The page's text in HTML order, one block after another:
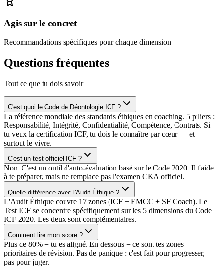
Agis sur le concret
Recommandations spécifiques pour chaque dimension
Questions fréquentes
Tout ce que tu dois savoir
C'est quoi le Code de Déontologie ICF ?
La référence mondiale des standards éthiques en coaching. 5 piliers :
Responsabilité, Intégrité, Confidentialité, Compétence, Contrats. Si
tu veux la certification ICF, tu dois le connaître par cœur — et
surtout le vivre.
C'est un test officiel ICF ?
Non. C'est un outil d'auto-évaluation basé sur le Code 2020. Il t'aide
à te préparer, mais ne remplace pas l'examen CKA officiel.
Quelle différence avec l'Audit Éthique ?
L'Audit Éthique couvre 17 zones (ICF + EMCC + SF Coach). Le
Test ICF se concentre spécifiquement sur les 5 dimensions du Code
ICF 2020. Les deux sont complémentaires.
Comment lire mon score ?
Plus de 80% = tu es aligné. En dessous = ce sont tes zones
prioritaires de révision. Pas de panique : c'est fait pour progresser,
pas pour juger.